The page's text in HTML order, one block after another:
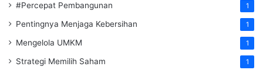
#Percepat Pembangunan 1
Pentingnya Menjaga Kebersihan 1
Mengelola UMKM 1
Strategi Memilih Saham 1